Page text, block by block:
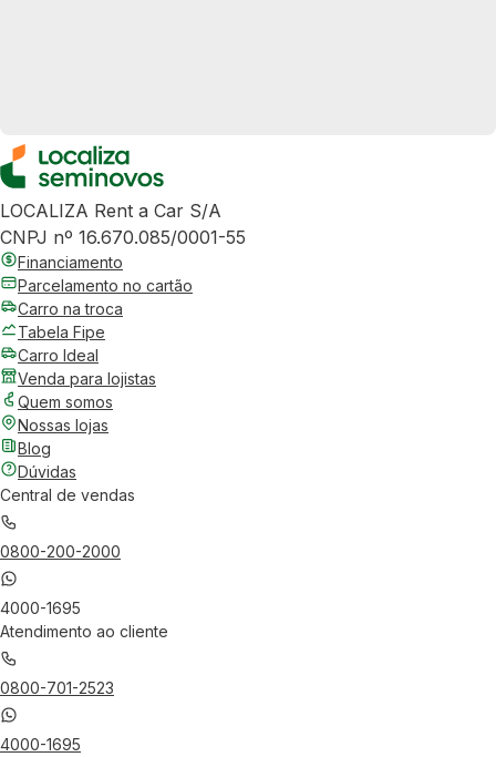
LOCALIZA Rent a Car S/A
CNPJ nº 16.670.085/0001-55
Financiamento
Parcelamento no cartão
Carro na troca
Tabela Fipe
Carro Ideal
Venda para lojistas
Quem somos
Nossas lojas
Blog
Dúvidas
Central de vendas
0800-200-2000
4000-1695
Atendimento ao cliente
0800-701-2523
4000-1695